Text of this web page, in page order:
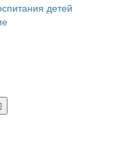
детей